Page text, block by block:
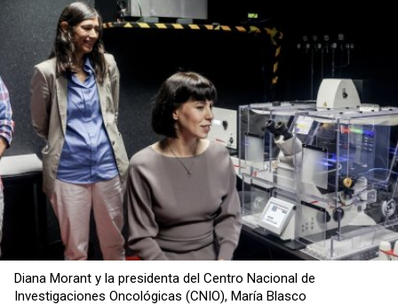
Diana Morant y la presidenta del Centro Nacional de
Investigaciones Oncológicas (CNIO), María Blasco